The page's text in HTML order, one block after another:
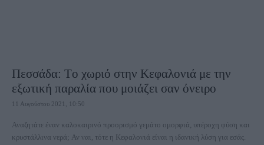
Πεσσάδα: Tο χωριό στην Κεφαλονιά με την
εξωτική παραλία που μοιάζει σαν όνειρο
11 Αυγούστου 2021, 10:50
Αναζητάτε έναν καλοκαιρινό προορισμό γεμάτο ομορφιά, υπέροχη φύση και
κρυστάλλινα νερά; Αν ναι, τότε η Κεφαλονιά είναι η ιδανική λύση για εσάς.